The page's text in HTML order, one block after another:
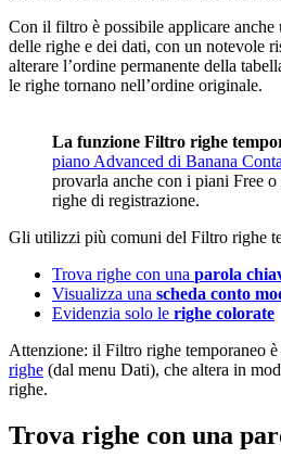
Con il filtro è possibile applicare anche
delle righe e dei dati, con un notevole
alterare l’ordine permanente della
le righe tornano nell’ordine originale.
La funzione Filtro righe
piano Advanced di Banana
provarla anche con i piani Free
righe di registrazione.
Gli utilizzi più comuni del Filtro righe
Trova righe con una parola
Visualizza una scheda conto
Evidenzia solo le righe colorate
Attenzione: il Filtro righe temporaneo
righe (dal menu Dati), che altera in
righe.
Trova righe con una